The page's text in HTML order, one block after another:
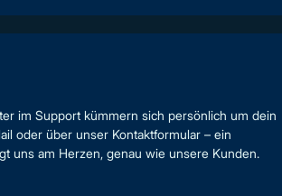
im Support kümmern sich persönlich um dein
oder über unser Kontaktformular – ein
uns am Herzen, genau wie unsere Kunden.